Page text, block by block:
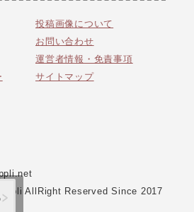
投稿画像について
お問い合わせ
運営者情報・免責事項
サイトマップ
AllRight Reserved Since 2017